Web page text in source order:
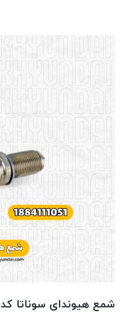
شمع هیوندای سوناتا کد 1884111051اصلی